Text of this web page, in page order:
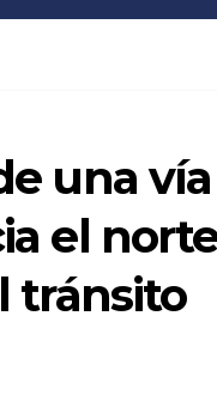
una
el
tránsito